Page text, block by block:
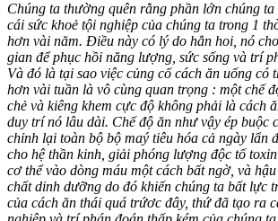
Chúng ta thường quên rằng phần lớn chúng
cái sức khoẻ tội nghiệp của chúng ta trong 1
hơn vài năm. Điều này có lý do hẳn hoi, nó
gian để phục hồi năng lượng, sức sống và trí
Và đó là tại sao việc củng cố cách ăn uống có
hơn vài tuần là vô cùng quan trọng : một chế
chẻ và kiêng khem cực độ không phải là cách
duy trí nó lâu dài. Chế độ ăn như vậy ép buộc
chỉnh lại toàn bộ bộ maý tiêu hóa cả ngày lẩn
cho hệ thần kinh, giải phóng lượng độc tố
cơ thể vào dòng máu một cách bất ngờ, và
chất dinh dưỡng do đó khiến chúng ta bất lực
của cách ăn thái quá trứơc đây, thứ đã tạo ra